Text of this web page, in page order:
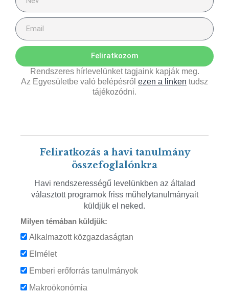
Feliratkozom
Rendszeres hírlevelünket tagjaink kapják meg.
Az Egyesületbe való belépésről ezen a linken tudsz
tájékozódni.
Feliratkozás a havi tanulmány
összefoglalónkra
Havi rendszerességű levelünkben az általad
választott programok friss műhelytanulmányait
küldjük el neked.
Milyen témában küldjük:
Alkalmazott közgazdaságtan
Elmélet
Emberi erőforrás tanulmányok
Makroökonómia